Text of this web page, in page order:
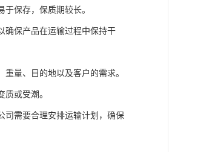
保存，保质期较长。
确保产品在运输过程中保持干
量、目的地以及客户的需求。
或受潮。
司需要合理安排运输计划，确保